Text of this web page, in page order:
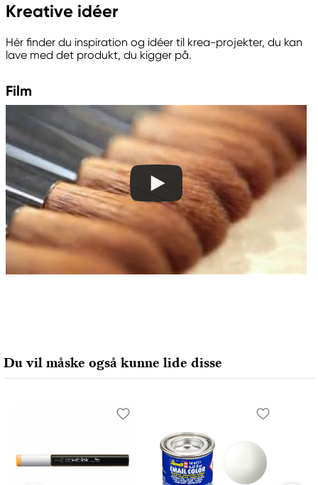
Kreative idéer
Hér finder du inspiration og idéer til krea-projekter, du kan
lave med det produkt, du kigger på.
Film
Du vil måske også kunne lide disse